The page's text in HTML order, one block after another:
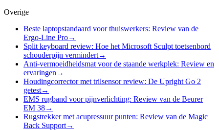
Overige
Beste laptopstandaard voor thuiswerkers: Review van de
Ergo-Line Pro→
Split keyboard review: Hoe het Microsoft Sculpt toetsenbord
schouderpijn vermindert→
Anti-vermoeidheidsmat voor de staande werkplek: Review en
ervaringen →
Houdingcorrector met trilsensor review: De Upright Go 2
getest→
EMS rugband voor pijnverlichting: Review van de Beurer
EM 38→
Rugstrekker met acupressuur punten: Review van de Magic
Back Support→